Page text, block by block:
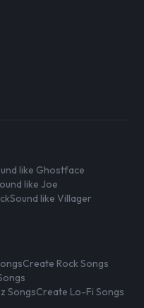
like Ghostface
like Joe
Sound like Villager
Create Rock Songs
SongsCreate Lo-Fi Songs